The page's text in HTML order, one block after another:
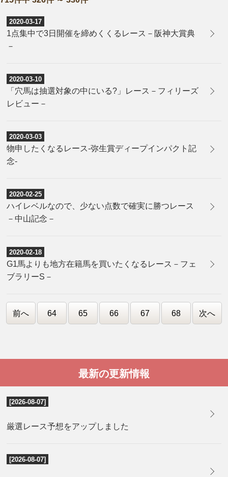
2020-03-17
1点集中で3日開催を締めくくるレース－阪神大賞典
－
2020-03-10
「穴馬は抽選対象の中にいる?」レース－フィリーズ
レビュー－
2020-03-03
物申したくなるレース-弥生賞ディープインパクト記
念-
2020-02-25
ハイレベルなので、少ない点数で確実に勝つレース
－中山記念－
2020-02-18
G1馬よりも地方在籍馬を買いたくなるレース－フェ
ブラリーS－
前へ 64 65 66 67 68 次へ
最新の更新情報
[2026-08-07]
厳選レース予想をアップしました
[2026-08-07]